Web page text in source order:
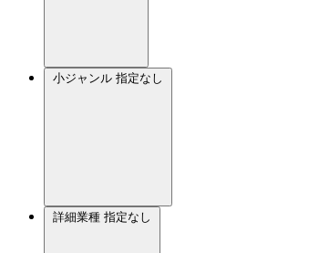
小ジャンル 指定なし
詳細業種 指定なし